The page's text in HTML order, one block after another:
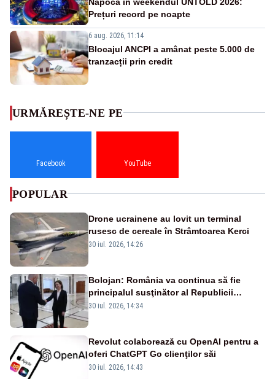
Prețuri record pe noapte
6 aug. 2026, 11:14
Blocajul ANCPI a amânat peste 5.000 de
tranzacții prin credit
URMĂREȘTE-NE PE
Facebook YouTube
POPULAR
Drone ucrainene au lovit un terminal
rusesc de cereale în Strâmtoarea Kerci
30 iul. 2026, 14:26
Bolojan: România va continua să fie
principalul susţinător al Republicii
Moldova la nivelul Uniunii Europene
30 iul. 2026, 14:34
Revolut colaborează cu OpenAI pentru a
oferi ChatGPT Go clienţilor săi
30 iul. 2026, 14:43